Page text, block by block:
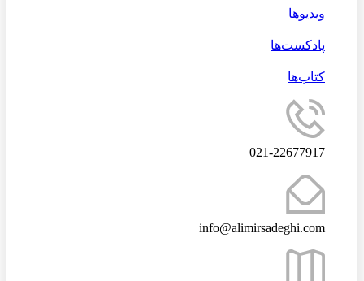
ویدیوها
پادکست‌ها
کتاب‌ها
021-22677917
info@alimirsadeghi.com